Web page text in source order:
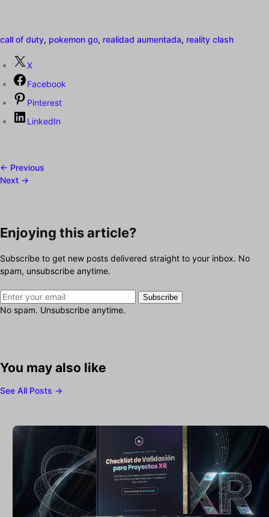
call of duty, pokemon go, realidad aumentada, reality clash
X
Facebook
Pinterest
LinkedIn
← Previous
Next →
Enjoying this article?
Subscribe to get new posts delivered straight to your inbox. No
spam, unsubscribe anytime.
Subscribe
No spam. Unsubscribe anytime.
You may also like
See All Posts →